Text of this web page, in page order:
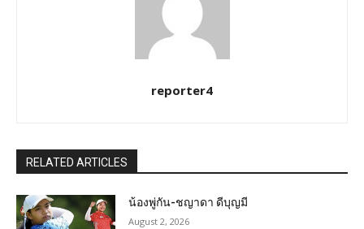
reporter4
RELATED ARTICLES
น้องพู่กัน-ชญาดา ดีบุญมี
August 2, 2026